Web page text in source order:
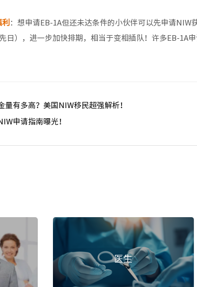
：想申请EB-1A但还未达条件的小伙伴可以先申请NIW
日），进一步加快排期，相当于变相插队！许多EB-1A
量有多高？美国NIW移民超强解析！
申请指南曝光！
医生